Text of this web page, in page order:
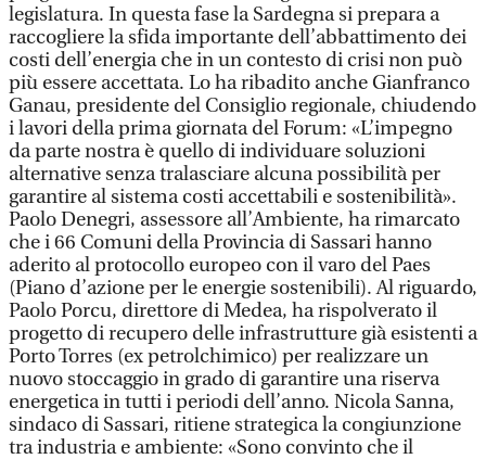
legislatura. In questa fase la Sardegna si prepara a
raccogliere la sfida importante dell’abbattimento dei
costi dell’energia che in un contesto di crisi non può
più essere accettata. Lo ha ribadito anche Gianfranco
Ganau, presidente del Consiglio regionale, chiudendo
i lavori della prima giornata del Forum: «L’impegno
da parte nostra è quello di individuare soluzioni
alternative senza tralasciare alcuna possibilità per
garantire al sistema costi accettabili e sostenibilità».
Paolo Denegri, assessore all’Ambiente, ha rimarcato
che i 66 Comuni della Provincia di Sassari hanno
aderito al protocollo europeo con il varo del Paes
(Piano d’azione per le energie sostenibili). Al riguardo,
Paolo Porcu, direttore di Medea, ha rispolverato il
progetto di recupero delle infrastrutture già esistenti a
Porto Torres (ex petrolchimico) per realizzare un
nuovo stoccaggio in grado di garantire una riserva
energetica in tutti i periodi dell’anno. Nicola Sanna,
sindaco di Sassari, ritiene strategica la congiunzione
tra industria e ambiente: «Sono convinto che il